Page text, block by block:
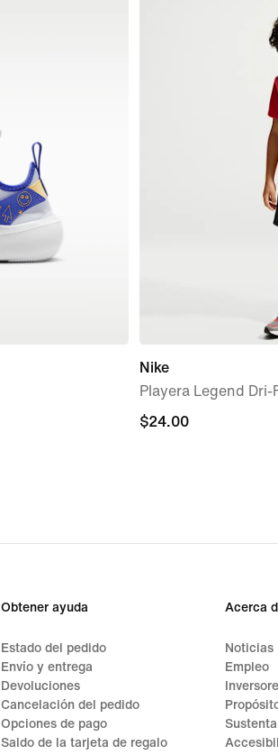
Nike
Playera Legend
$24.00
$24.00
Obtener ayuda
Estado del pedido
Envío y entrega
Devoluciones
Cancelación del pedido
Opciones de pago
Saldo de la tarjeta de regalo
Acerca
Noticias
Empleo